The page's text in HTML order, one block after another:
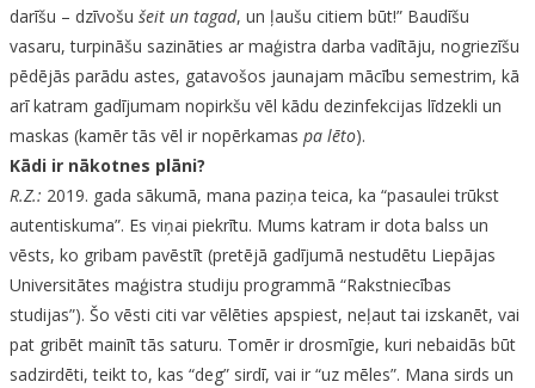
darīšu – dzīvošu šeit un tagad, un ļaušu citiem būt!” Baudīšu
vasaru, turpināšu sazināties ar maģistra darba vadītāju, nogriezīšu
pēdējās parādu astes, gatavošos jaunajam mācību semestrim, kā
arī katram gadījumam nopirkšu vēl kādu dezinfekcijas līdzekli un
maskas (kamēr tās vēl ir nopērkamas pa lēto).
Kādi ir nākotnes plāni?
R.Z.: 2019. gada sākumā, mana paziņa teica, ka “pasaulei trūkst
autentiskuma”. Es viņai piekrītu. Mums katram ir dota balss un
vēsts, ko gribam pavēstīt (pretējā gadījumā nestudētu Liepājas
Universitātes maģistra studiju programmā “Rakstniecības
studijas”). Šo vēsti citi var vēlēties apspiest, neļaut tai izskanēt, vai
pat gribēt mainīt tās saturu. Tomēr ir drosmīgie, kuri nebaidās būt
sadzirdēti, teikt to, kas “deg” sirdī, vai ir “uz mēles”. Mana sirds un